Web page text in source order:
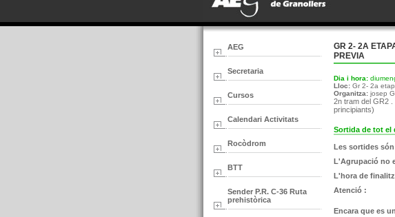
AEG
Secretaria
Cursos
Calendari Activitats
Rocòdrom
BTT
Sender P.R. C-36 Ruta
prehistòrica
GR 2- 2A
PREVIA
Dia i hora:
Lloc:Gr 2- 2a
Organitza:josep
2n tram del GR2
principiants)
Sortida de tot el
Les sortides
L'Agrupació no
L'hora de
Atenció :
Encara que es